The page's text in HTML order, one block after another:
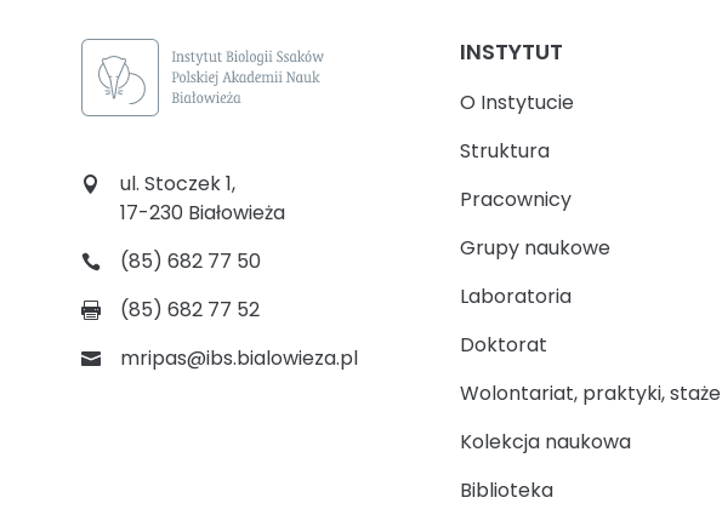
ul. Stoczek 1,
17-230 Białowieża
(85) 682 77 50
(85) 682 77 52
mripas@ibs.bialowieza.pl
INSTYTUT
O Instytucie
Struktura
Pracownicy
Grupy naukowe
Laboratoria
Doktorat
Wolontariat, praktyki, staże
Kolekcja naukowa
Biblioteka